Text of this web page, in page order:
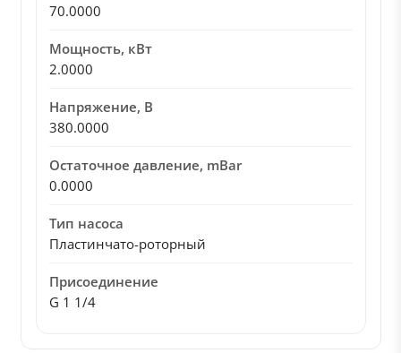
70.0000
Мощность, кВт
2.0000
Напряжение, В
380.0000
Остаточное давление, mBar
0.0000
Тип насоса
Пластинчато-роторный
Присоединение
G 1 1/4